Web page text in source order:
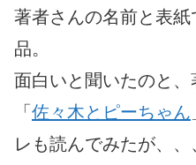
著者さんの名前と表
品。
面白いと聞いたのと
「 佐々木とピーちゃん
レも読んでみたが、、